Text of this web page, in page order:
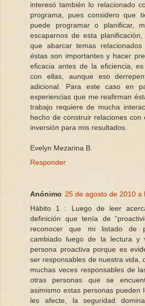
interesó también lo relacionado
programa, pues considero que
puede programar o planificar,
escaparnos de esta
que abarcar temas
éstas son importantes y hacer
eficacia antes de la eficiencia,
con ellas, aunque eso
adicional. Para este caso en
experiencias que me reafirman
trabajo requiere de mucha
hecho de construir relaciones
inversión para mis resultados.
Evelyn Mezarina B.
Responder
Anónimo 25 de agosto de 2010 a
Hábito 1 : Luego de leer
definición que tenía de
reconocer que mi listado de
cambiado luego de la lectura y
persona proactiva porque es
ser responsables de nuestra vida,
muchas veces responsables de
otras personas que se
asimismo estas personas pueden
les afecte, la seguridad